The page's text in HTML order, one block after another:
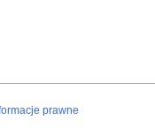
prawne